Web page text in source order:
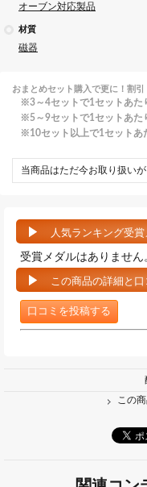
オーブン対応製品
材質
磁器
おまとめセット購入で更に！割引
3～4セットで1セットあた
5～9セットで1セットあた
10セット以上で1セットあ
当商品はただ今お取り扱いが
人気ランキング受賞
受賞メダルはありません
この商品の詳細と口
口コミを投稿する
この